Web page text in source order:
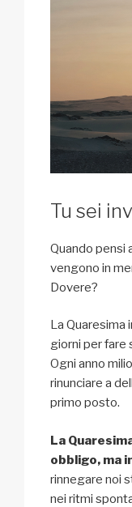
Tu sei
Quando pensi
vengono in
Dovere?
La Quaresima
giorni per fare
Ogni anno
rinunciare a
primo posto.
La
obbligo, ma
rinnegare noi
nei ritmi